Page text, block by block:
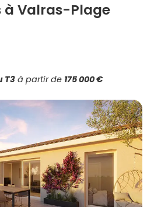
à Valras-Plage
T3 à partir de 175 000 €